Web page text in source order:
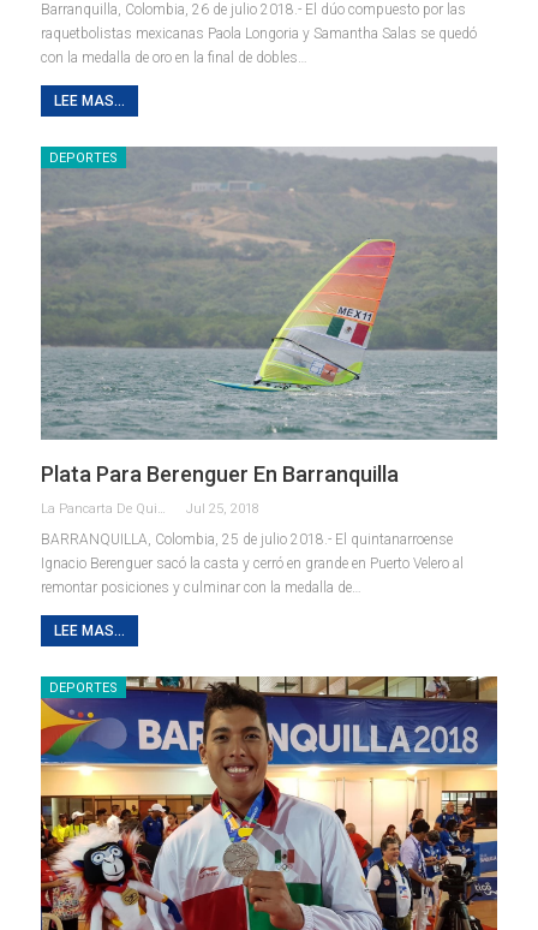
Barranquilla, Colombia, 26 de julio 2018.- El dúo compuesto por las
raquetbolistas mexicanas Paola Longoria y Samantha Salas se quedó
con la medalla de oro en la final de dobles…
LEE MAS...
DEPORTES
Plata Para Berenguer En Barranquilla
Jul 25, 2018
BARRANQUILLA, Colombia, 25 de julio 2018.- El quintanarroense
Ignacio Berenguer sacó la casta y cerró en grande en Puerto Velero al
remontar posiciones y culminar con la medalla de…
LEE MAS...
DEPORTES